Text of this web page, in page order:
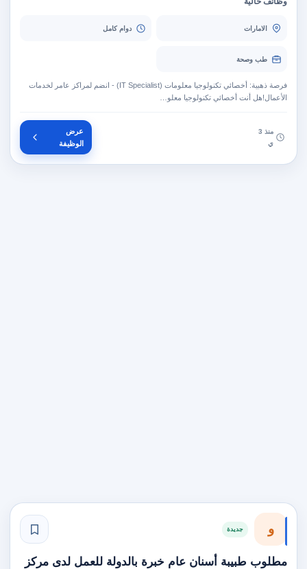
الامارات دوام كامل
طب وصحة
فرصة ذهبية: أخصائي تكنولوجيا معلومات (IT Specialist) - انضم لمراكز عامر لخدمات
الأعمال!هل أنت أخصائي تكنولوجيا معلو…
منذ 3
ي
عرض
الوظيفة
و جديدة
مطلوب طبيبة أسنان عام خبرة بالدولة للعمل لدى مركز